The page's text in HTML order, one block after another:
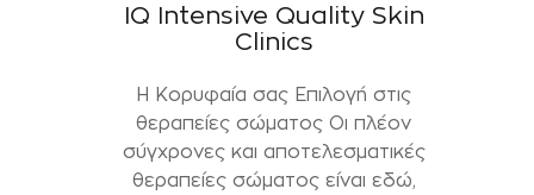
IQ Intensive Quality Skin
Clinics
Η Κορυφαία σας Επιλογή στις
θεραπείες σώματος Οι πλέον
σύγχρονες και αποτελεσματικές
θεραπείες σώματος είναι εδώ,